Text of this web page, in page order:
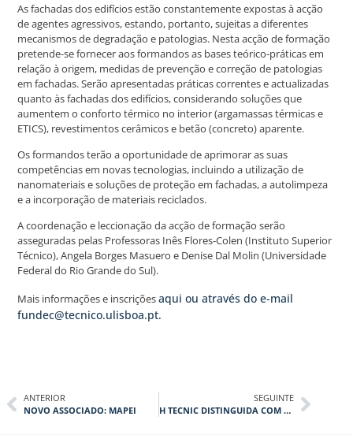
As fachadas dos edifícios estão constantemente expostas à acção
de agentes agressivos, estando, portanto, sujeitas a diferentes
mecanismos de degradação e patologias. Nesta acção de formação
pretende-se fornecer aos formandos as bases teórico-práticas em
relação à origem, medidas de prevenção e correção de patologias
em fachadas. Serão apresentadas práticas correntes e actualizadas
quanto às fachadas dos edifícios, considerando soluções que
aumentem o conforto térmico no interior (argamassas térmicas e
ETICS), revestimentos cerâmicos e betão (concreto) aparente.
Os formandos terão a oportunidade de aprimorar as suas
competências em novas tecnologias, incluindo a utilização de
nanomateriais e soluções de proteção em fachadas, a autolimpeza
e a incorporação de materiais reciclados.
A coordenação e leccionação da acção de formação serão
asseguradas pelas Professoras Inês Flores-Colen (Instituto Superior
Técnico), Angela Borges Masuero e Denise Dal Molin (Universidade
Federal do Rio Grande do Sul).
Mais informações e inscriçõesaqui ou através do e-mail
fundec@tecnico.ulisboa.pt.
ANTERIOR
NOVO ASSOCIADO: MAPEI
SEGUINTE
H TECNIC DISTINGUIDA COM O ESTATUTO INOVADORA COTEC 24